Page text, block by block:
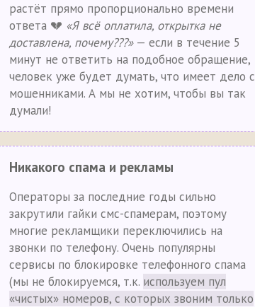
растёт прямо пропорционально времени
ответа 💔 «Я всё оплатила, открытка не
доставлена, почему???»— если в течение 5
минут не ответить на подобное обращение,
человек уже будет думать, что имеет дело с
мошенниками. А мы не хотим, чтобы вы так
думали!
Никакого спама и рекламы
Операторы за последние годы сильно
закрутили гайки смс-спамерам, поэтому
многие рекламщики переключились на
звонки по телефону. Очень популярны
сервисы по блокировке телефонного спама
(мы не блокируемся, т.к. используем пул
«чистых» номеров, с которых звоним только